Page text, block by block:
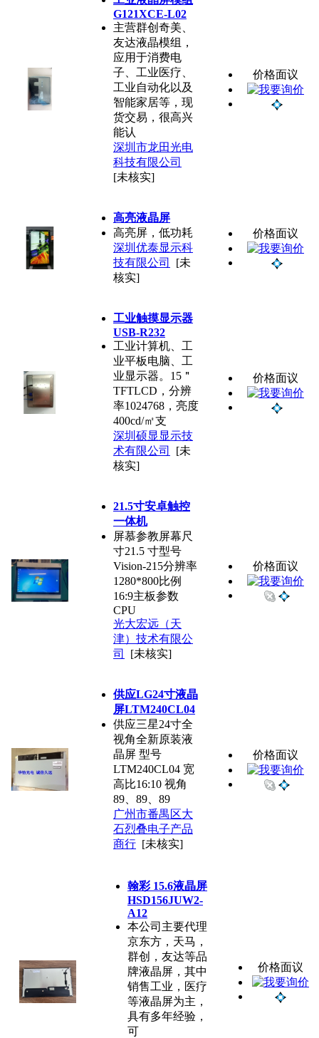
G121XCE-L02
主营群创奇美、
友达液晶模组，
应用于消费电
子、工业医疗、
工业自动化以及
智能家居等，现
货交易，很高兴
能认
深圳市龙田光电
科技有限公司
[未核实]
价格面议
高亮液晶屏
高亮屏，低功耗
深圳优泰显示科
技有限公司
[未
核实]
价格面议
工业触摸显示器
USB-R232
工业计算机、工
业平板电脑、工
业显示器。15＂
TFTLCD，分辨
率1024768，亮度
400cd/㎡支
深圳硕显显示技
术有限公司
[未
核实]
价格面议
21.5寸安卓触控
一体机
屏慕参教屏幕尺
寸21.5 寸型号
Vision-215分辨率
1280*800比例
16:9主板参数
CPU
光大宏远（天
津）技术有限公
司
[未核实]
价格面议
供应LG24寸液晶
屏LTM240CL04
供应三星24寸全
视角全新原装液
晶屏 型号
LTM240CL04 宽
高比16:10 视角
89、89、89
广州市番禺区大
石烈叠电子产品
商行 [未核实]
价格面议
翰彩 15.6液晶屏
HSD156JUW2-
A12
本公司主要代理
京东方，天马，
群创，友达等品
牌液晶屏，其中
销售工业，医疗
等液晶屏为主，
具有多年经验，
可
价格面议